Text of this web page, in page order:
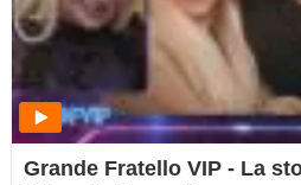
Grande Fratello VIP - La